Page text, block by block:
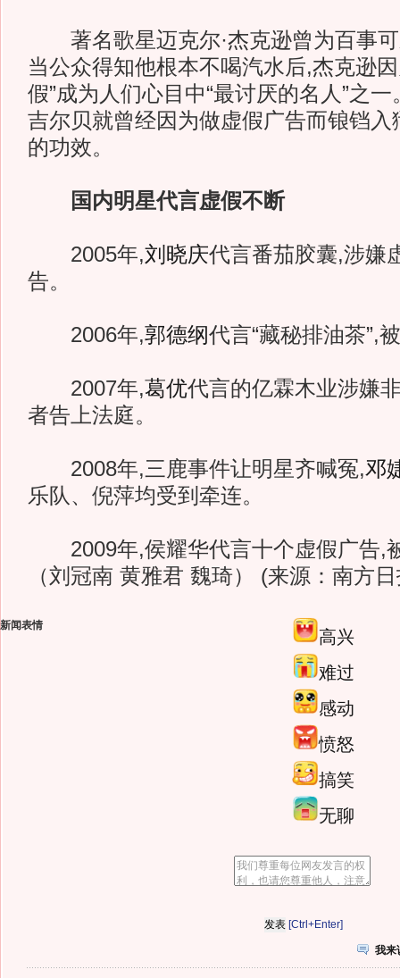
著名歌星迈克尔·杰克逊曾为百事可
当公众得知他根本不喝汽水后,杰克逊
假”成为人们心目中“最讨厌的名人”之
吉尔贝就曾经因为做虚假广告而锒铛
的功效。
国内明星代言虚假不断
2005年,刘晓庆代言番茄胶囊,涉嫌
告。
2006年,郭德纲代言“藏秘排油茶”,
2007年,葛优代言的亿霖木业涉嫌
者告上法庭。
2008年,三鹿事件让明星齐喊冤,邓
乐队、倪萍均受到牵连。
2009年,侯耀华代言十个虚假广告,被
（刘冠南 黄雅君 魏琦） (来源：南方
新闻表情
高兴
难过
感动
愤怒
搞笑
无聊
[Ctrl+Enter]
我来